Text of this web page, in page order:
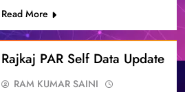
Read More
Rajkaj PAR Self Data Update
RAM KUMAR SAINI